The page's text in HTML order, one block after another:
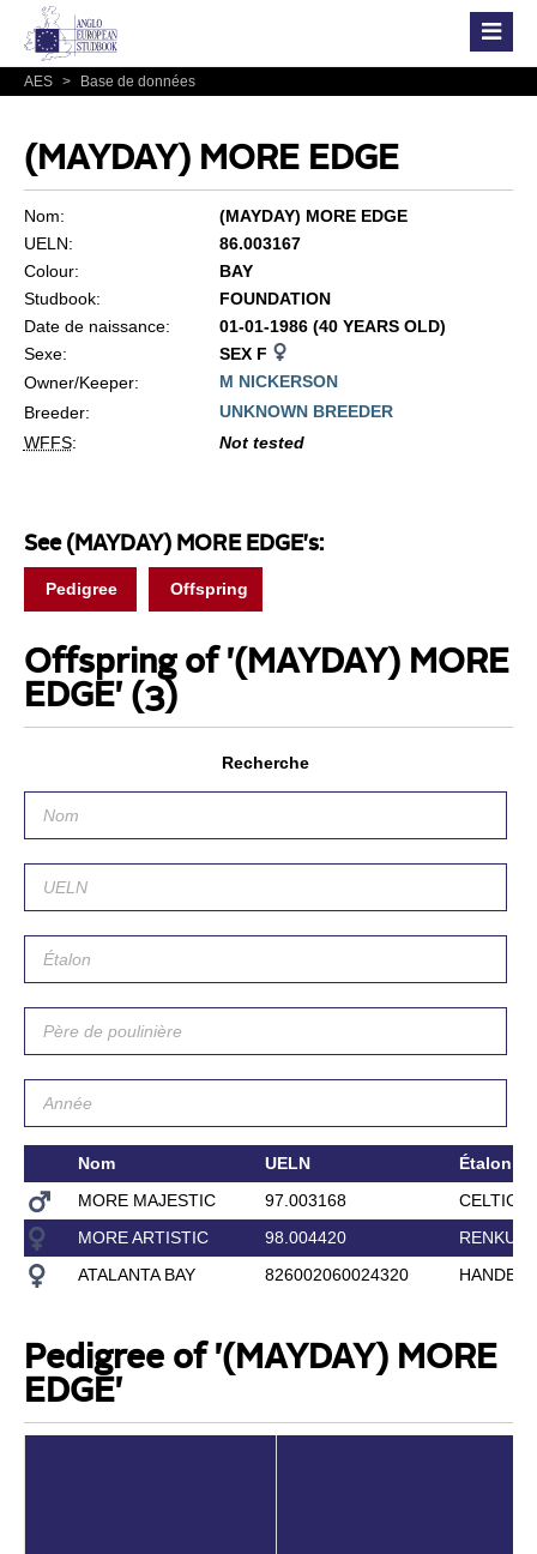
AES > Base de données
(MAYDAY) MORE EDGE
Nom:
(MAYDAY) MORE EDGE
UELN:
86.003167
Colour:
BAY
Studbook:
FOUNDATION
Date de naissance:
01-01-1986 (40 YEARS OLD)
Sexe:
SEX F
Owner/Keeper:
M NICKERSON
Breeder:
UNKNOWN BREEDER
WFFS: Not tested
See (MAYDAY) MORE EDGE's:
Pedigree Offspring
Offspring of '(MAYDAY) MORE
EDGE' (3)
Recherche
Nom UELN
Étalon
MORE MAJESTIC
97.003168
CELTIC
MORE ARTISTIC
98.004420
RENKUM
ATALANTA BAY
826002060024320 HANDEL
Pedigree of '(MAYDAY) MORE
EDGE'